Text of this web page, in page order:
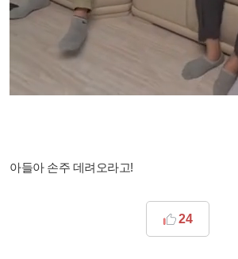
아들아 손주 데려오라고!
24